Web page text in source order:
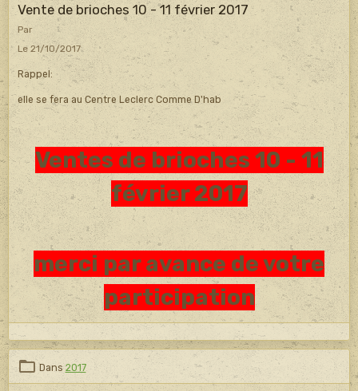
Vente de brioches 10 - 11 février 2017
Par
Le 21/10/2017
Rappel:
elle se fera au Centre Leclerc Comme D'hab
Ventes de brioches 10 - 11
février 2017
merci par avance de votre
participation
Dans2017